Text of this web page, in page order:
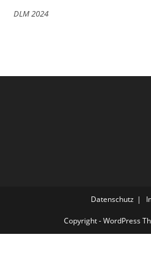
DLM 2024
Datenschutz
Copyright - WordPress